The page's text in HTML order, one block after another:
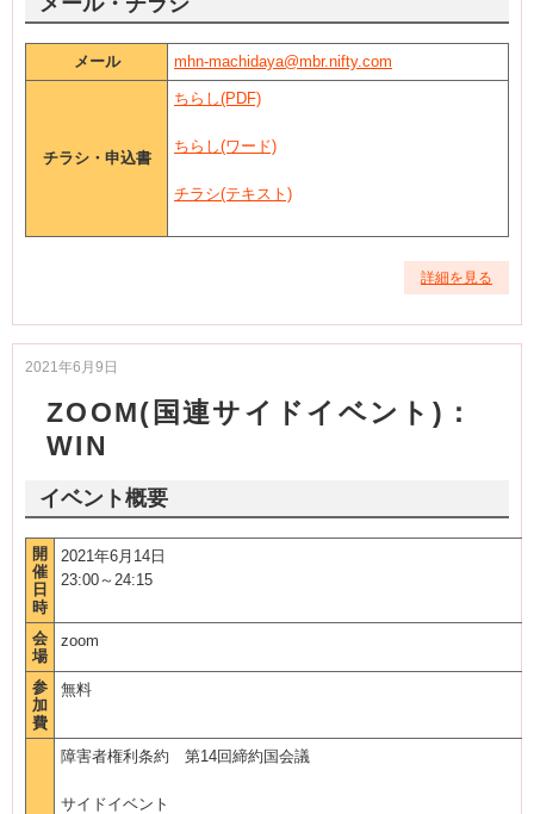
メール mhn-machidaya@mbr.nifty.com
チラシ・申込書
ちらし(PDF)
ちらし(ワード)
チラシ(テキスト)
詳細を見る
2021年6月9日
ZOOM(国連サイドイベント)：
WIN
イベント概要
開
催
日
時
2021年6月14日
23:00～24:15
会
場
zoom
参
加
費
無料
障害者権利条約 第14回締約国会議
サイドイベント